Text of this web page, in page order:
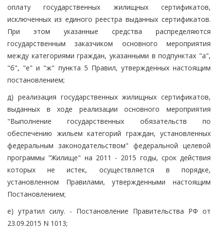
оплату государственных жилищных сертификатов,
исключенных из единого реестра выданных сертификатов.
При этом указанные средства распределяются
государственным заказчиком основного мероприятия
между категориями граждан, указанными в подпунктах "а",
"б", "е" и "ж" пункта 5 Правил, утвержденных настоящим
постановлением;
д) реализация государственных жилищных сертификатов,
выданных в ходе реализации основного мероприятия
"Выполнение государственных обязательств по
обеспечению жильем категорий граждан, установленных
федеральным законодательством" федеральной целевой
программы "Жилище" на 2011 - 2015 годы, срок действия
которых не истек, осуществляется в порядке,
установленном Правилами, утвержденными настоящим
Постановлением;
е) утратил силу. - Постановление Правительства РФ от
23.09.2015 N 1013;